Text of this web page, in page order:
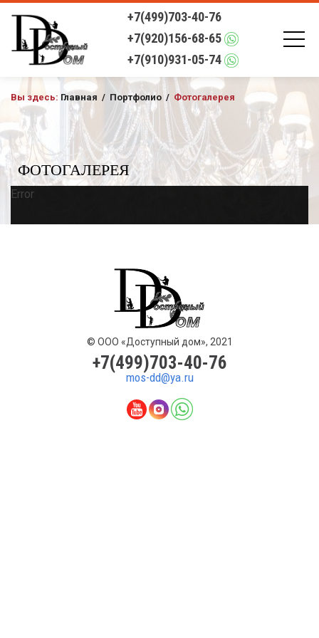
+7(499)703-40-76
+7(920)156-68-65
+7(910)931-05-74
Вы здесь: Главная / Портфолио / Фотогалерея
ФОТОГАЛЕРЕЯ
Error
© ООО «Доступный дом», 2021
+7(499)703-40-76
mos-dd@ya.ru